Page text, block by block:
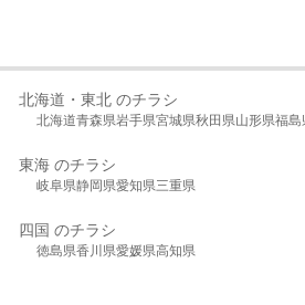
北海道・東北 のチラシ
北海道青森県岩手県宮城県秋田県山形県福島
東海 のチラシ
岐阜県静岡県愛知県三重県
四国 のチラシ
徳島県香川県愛媛県高知県